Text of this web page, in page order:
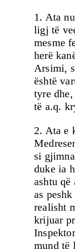
1. Ata
ligj të
mesme
herë
Arsimi,
është
tyre
të a.q.
2. Ata e
si
duke ia
ashtu që
as
realisht
krijuar
mund të